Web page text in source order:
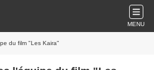
MENU
du film "Les Kaira"